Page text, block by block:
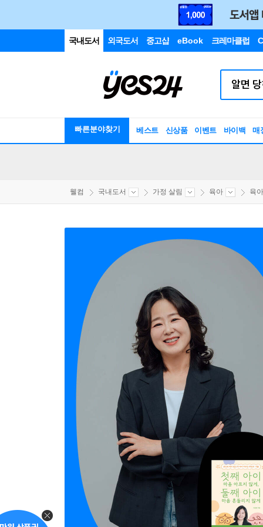
국내도서 외국도서 중고샵 eBook 크레마클럽
빠른분야찾기 베스트 신상품 이벤트 바이백 매
웰컴 국내도서 가정 살림 육아 육